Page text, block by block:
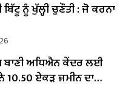
ਬਿੱਟੂ ਨੂੰ ਖੁੱਲ੍ਹੀ ਚੁਣੌਤੀ : ਜੋ ਕਰਨਾ
ਬਾਣੀ ਅਧਿਐਨ ਕੇਂਦਰ ਲਈ
10.50 ਏਕੜ ਜ਼ਮੀਨ ਦਾ